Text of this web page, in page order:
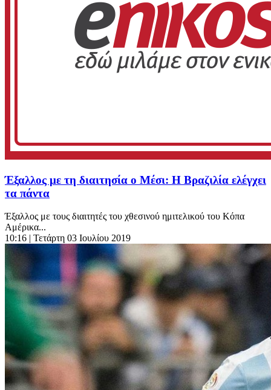
Έξαλλος με τη διαιτησία ο Μέσι: Η Βραζιλία ελέγχει
τα πάντα
Έξαλλος με τους διαιτητές του χθεσινού ημιτελικού του Κόπα
Αμέρικα...
10:16 | Τετάρτη 03 Ιουλίου 2019